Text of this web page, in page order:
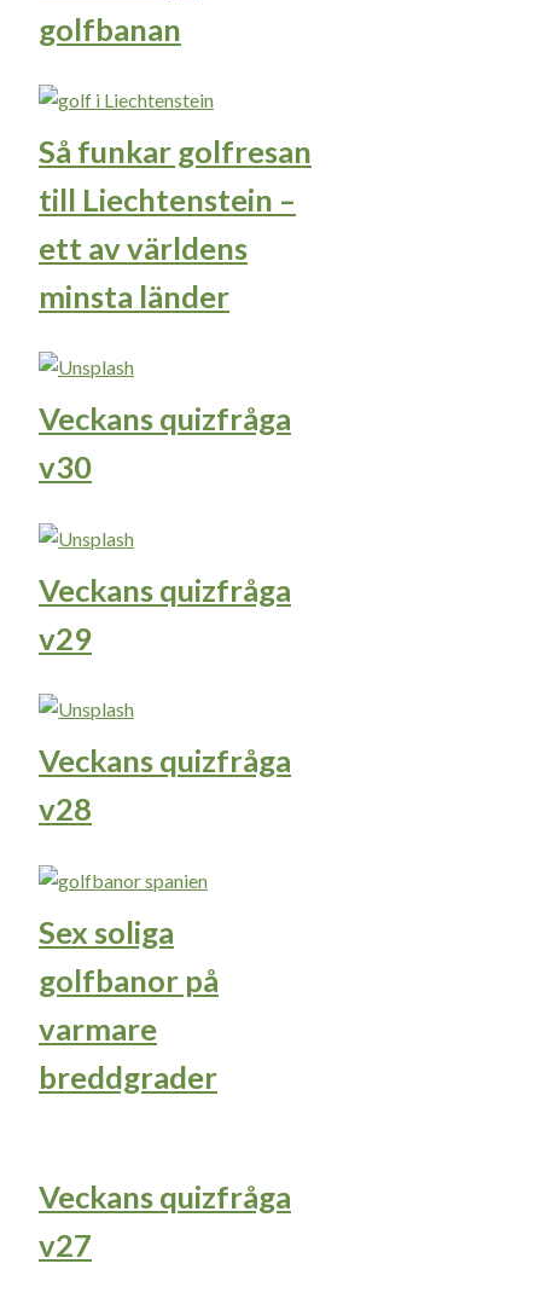
golfbanan
Så funkar golfresan
till Liechtenstein –
ett av världens
minsta länder
Veckans quizfråga
v30
Veckans quizfråga
v29
Veckans quizfråga
v28
Sex soliga
golfbanor på
varmare
breddgrader
Veckans quizfråga
v27